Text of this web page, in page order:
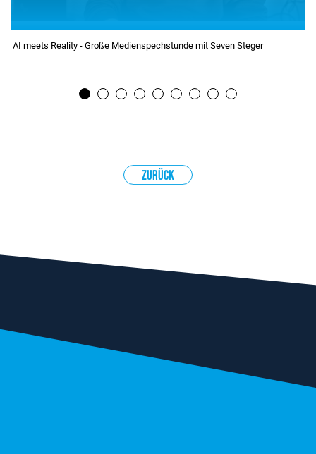
AI meets Reality - Große Medienspechstunde mit Seven Steger
1 2 3
Zurück